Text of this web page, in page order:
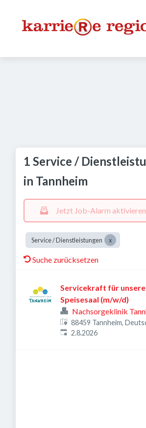
1 Service /
in Tannheim
Jetzt Job-Alarm
Service / Dienstleistungen
Suche zurücksetzen
Servicekraft für
Speisesaal (m/w/d)
Nachsorgeklinik
88459 Tannheim,
Veröffentlicht
2.8.2026